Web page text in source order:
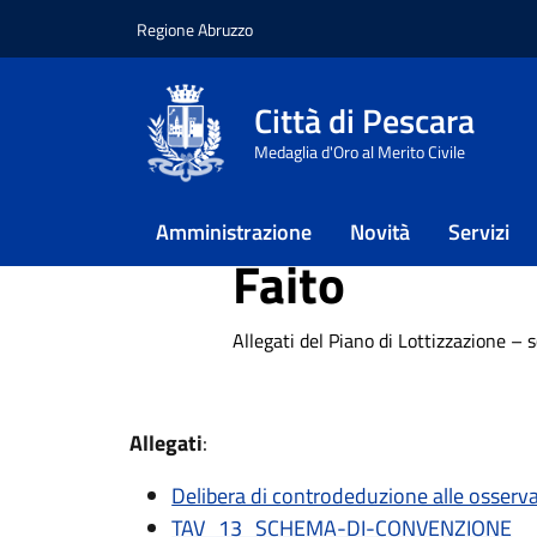
Regione Abruzzo
Città di Pescara
Medaglia d'Oro al Merito Civile
Amministrazione Novità Servizi
Home / Approfondimenti /
Piano di Lottizzazione –
Piano di
Faito
Allegati del Piano di Lottizzazione –
Allegati:
Delibera di controdeduzione alle
TAV_13_SCHEMA-DI-CONVENZIONE